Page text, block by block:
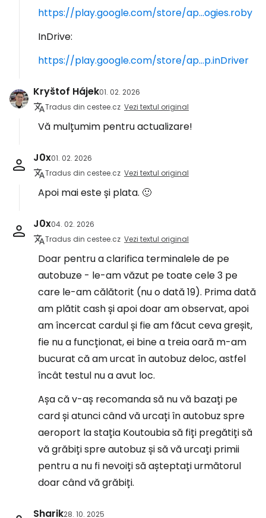
https://play.google.com/store/ap...ogies.roby
InDrive:
https://play.google.com/store/ap...p.inDriver
Kryštof Hájek01. 02. 2026
Tradus din cestee.cz Vezi textul original
Vă mulțumim pentru actualizare!
J0x01. 02. 2026
Tradus din cestee.cz Vezi textul original
Apoi mai este și plata. 🙂
J0x04. 02. 2026
Tradus din cestee.cz Vezi textul original
Doar pentru a clarifica terminalele de pe
autobuze - le-am văzut pe toate cele 3 pe
care le-am călătorit (nu o dată 19). Prima dată
am plătit cash și apoi doar am observat, apoi
am încercat cardul și fie am făcut ceva greșit,
fie nu a funcționat, ei bine a treia oară m-am
bucurat că am urcat în autobuz deloc, astfel
încât testul nu a avut loc.
Așa că v-aș recomanda să nu vă bazați pe
card și atunci când vă urcați în autobuz spre
aeroport la stația Koutoubia să fiți pregătiți să
vă grăbiți spre autobuz și să vă urcați primii
pentru a nu fi nevoiți să așteptați următorul
doar când vă grăbiți.
Sharik28. 10. 2025